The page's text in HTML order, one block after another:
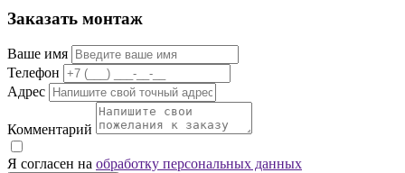
Заказать монтаж
Ваше имя
Телефон
Адрес
Комментарий
Я согласен на обработку персональных данных